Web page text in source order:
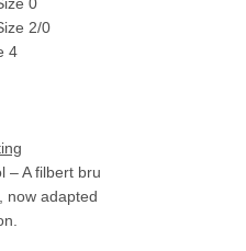
2/0
4
– A filbert bru
now adapted